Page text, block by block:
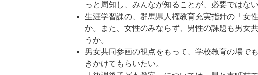
っと周知し、みんなが知ることが、必要ではない
生涯学習課の、群馬県人権教育充実指針の「女
か。また、女性のみならず、男性の課題も男女
うか。
男女共同参画の視点をもって、学校教育の場で
きかけてもらいたい。